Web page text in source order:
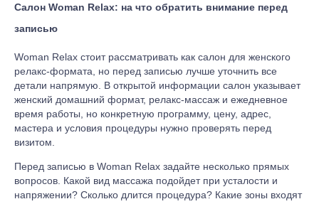
Салон Woman Relax: на что обратить внимание перед
записью
Woman Relax стоит рассматривать как салон для женского
релакс-формата, но перед записью лучше уточнить все
детали напрямую. В открытой информации салон указывает
женский домашний формат, релакс-массаж и ежедневное
время работы, но конкретную программу, цену, адрес,
мастера и условия процедуры нужно проверять перед
визитом.
Перед записью в Woman Relax задайте несколько прямых
вопросов. Какой вид массажа подойдет при усталости и
напряжении? Сколько длится процедура? Какие зоны входят